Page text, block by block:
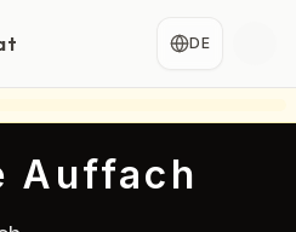
DE
Auffach